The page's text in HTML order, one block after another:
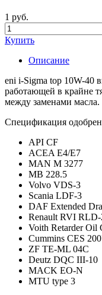
1 руб.
Купить
Описание
eni i-Sigma top 10W-40
работающей в крайне
между заменами масла.
Спецификация
API CF
ACEA E4/E7
MAN M 3277
MB 228.5
Volvo VDS-3
Scania LDF-3
DAF Extended
Renault RVI RLD-
Voith Retarder Oil
Cummins CES
ZF TE-ML 04C
Deutz DQC III-10
MACK EO-N
MTU type 3